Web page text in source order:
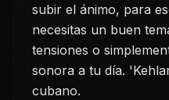
subir el ánimo, para
necesitas un buen
tensiones o
sonora a tu día.
cubano.